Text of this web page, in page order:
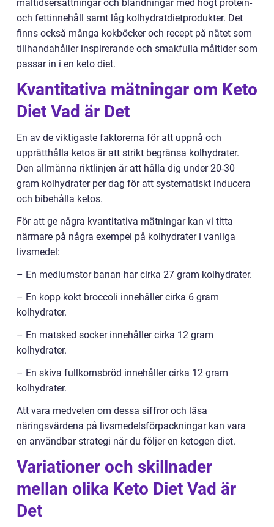
måltidsersättningar och blandningar med högt protein-
och fettinnehåll samt låg kolhydratdietprodukter. Det
finns också många kokböcker och recept på nätet som
tillhandahåller inspirerande och smakfulla måltider som
passar in i en keto diet.
Kvantitativa mätningar om Keto
Diet Vad är Det
En av de viktigaste faktorerna för att uppnå och
upprätthålla ketos är att strikt begränsa kolhydrater.
Den allmänna riktlinjen är att hålla dig under 20-30
gram kolhydrater per dag för att systematiskt inducera
och bibehålla ketos.
För att ge några kvantitativa mätningar kan vi titta
närmare på några exempel på kolhydrater i vanliga
livsmedel:
– En mediumstor banan har cirka 27 gram kolhydrater.
– En kopp kokt broccoli innehåller cirka 6 gram
kolhydrater.
– En matsked socker innehåller cirka 12 gram
kolhydrater.
– En skiva fullkornsbröd innehåller cirka 12 gram
kolhydrater.
Att vara medveten om dessa siffror och läsa
näringsvärdena på livsmedelsförpackningar kan vara
en användbar strategi när du följer en ketogen diet.
Variationer och skillnader
mellan olika Keto Diet Vad är
Det